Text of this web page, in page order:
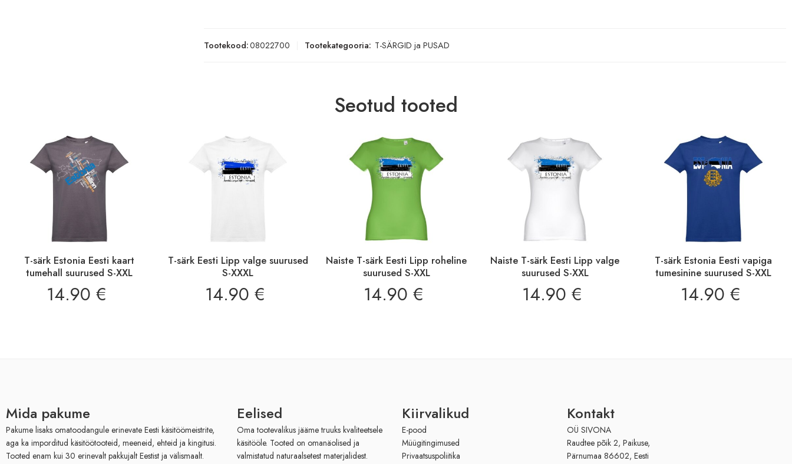
Tootekood:08022700 Tootekategooria: ‪‪‪T-SÄRGID‬‬‬ ja PUSAD
Seotud tooted
T-särk Estonia Eesti kaart
tumehall suurused S-XXL
14.90 €
T-särk Eesti Lipp valge suurused
S-XXXL
14.90 €
Naiste T-särk Eesti Lipp roheline
suurused S-XXL
14.90 €
Naiste T-särk Eesti Lipp valge
suurused S-XXL
14.90 €
T-särk Estonia Eesti vapiga
tumesinine suurused S-XXL
14.90 €
Mida pakume
Pakume lisaks omatoodangule erinevate Eesti käsitöömeistrite,
aga ka imporditud käsitöötooteid, meeneid, ehteid ja kingitusi.
Tooted enam kui 30 erinevalt pakkujalt Eestist ja välismaalt.
Eelised
Oma tootevalikus jääme truuks kvaliteetsele
käsitööle. Tooted on omanäolised ja
valmistatud naturaalsetest materjalidest.
Kiirvalikud
E-pood
Müügitingimused
Privaatsuspoliitika
Kontakt
OÜ SIVONA
Raudtee põik 2, Paikuse,
Pärnumaa 86602, Eesti